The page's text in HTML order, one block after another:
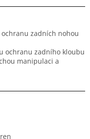
zadních nohou
ochranu zadního kloubu
manipulaci a